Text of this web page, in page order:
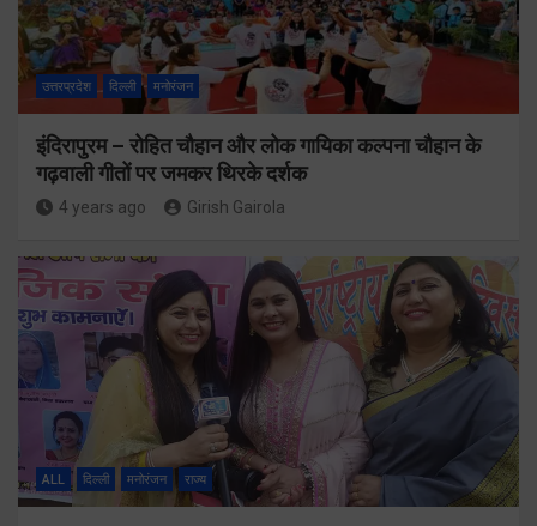
उत्तरप्रदेश दिल्ली मनोरंजन
इंदिरापुरम – रोहित चौहान और लोक गायिका कल्पना चौहान के
गढ़वाली गीतों पर जमकर थिरके दर्शक
4 years ago Girish Gairola
ALL दिल्ली मनोरंजन राज्य